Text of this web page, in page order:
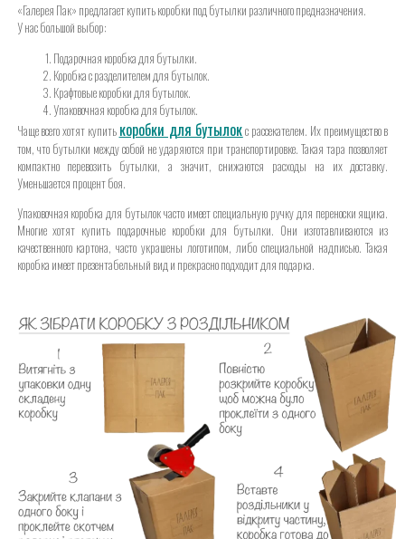
«Галерея Пак» предлагает купить коробки под бутылки различного предназначения.
У нас большой выбор:
Подарочная коробка для бутылки.
Коробка с разделителем для бутылок.
Крафтовые коробки для бутылок.
Упаковочная коробка для бутылок.
Чаще всего хотят купить коробки для бутылокс рассекателем. Их преимущество в
том, что бутылки между собой не ударяются при транспортировке. Такая тара позволяет
компактно перевозить бутылки, а значит, снижаются расходы на их доставку.
Уменьшается процент боя.
Упаковочная коробка для бутылок часто имеет специальную ручку для переноски ящика.
Многие хотят купить подарочные коробки для бутылки. Они изготавливаются из
качественного картона, часто украшены логотипом, либо специальной надписью. Такая
коробка имеет презентабельный вид и прекрасно подходит для подарка.